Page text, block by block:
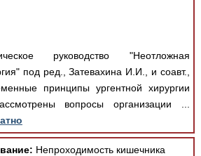
руководство "Неотложная
под ред., Затевахина И.И., и соавт.,
принципы ургентной хирургии
вопросы организации ...
Непроходимость кишечника